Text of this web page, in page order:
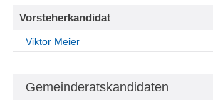
Vorsteherkandidat
Viktor Meier
Gemeinderatskandidaten